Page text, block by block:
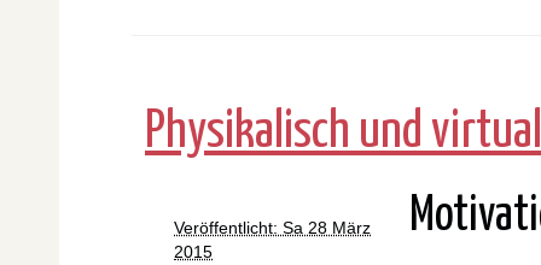
Physikalisch und
Veröffentlicht: Sa 28 März
2015